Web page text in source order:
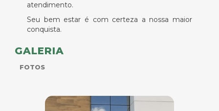
atendimento.
Seu bem estar é com certeza a nossa maior
conquista.
GALERIA
FOTOS